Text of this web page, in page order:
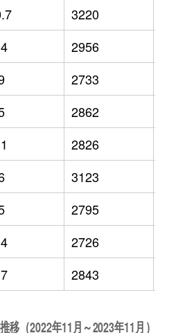
3220
2956
2733
2862
2826
3123
2795
2726
2843